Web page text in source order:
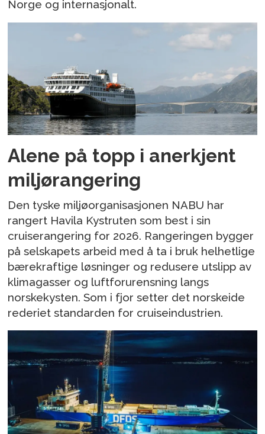
Norge og internasjonalt.
Alene på topp i anerkjent
miljørangering
Den tyske miljøorganisasjonen NABU har
rangert Havila Kystruten som best i sin
cruiserangering for 2026. Rangeringen bygger
på selskapets arbeid med å ta i bruk helhetlige
bærekraftige løsninger og redusere utslipp av
klimagasser og luftforurensning langs
norskekysten. Som i fjor setter det norskeide
rederiet standarden for cruiseindustrien.